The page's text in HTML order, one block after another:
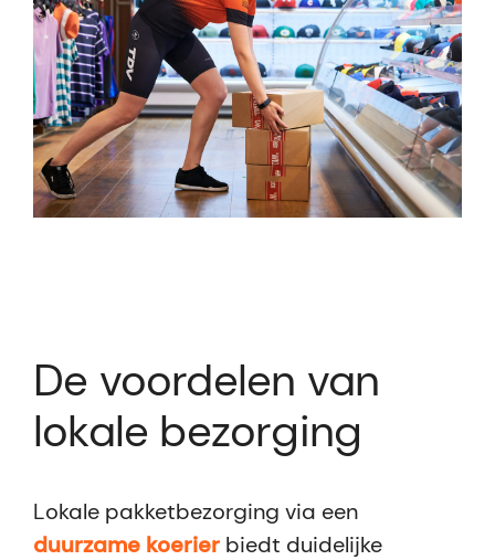
De voordelen van
lokale bezorging
Lokale pakketbezorging via een
duurzame koerier biedt duidelijke